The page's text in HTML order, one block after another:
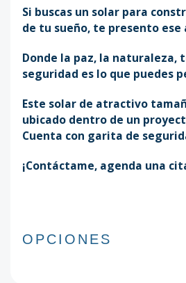
Si buscas un solar para
de tu sueño, te presento
Donde la paz, la naturaleza,
seguridad es lo que puedes
Este solar de atractivo
ubicado dentro de un
Cuenta con garita de
¡Contáctame, agenda una
OPCIONES